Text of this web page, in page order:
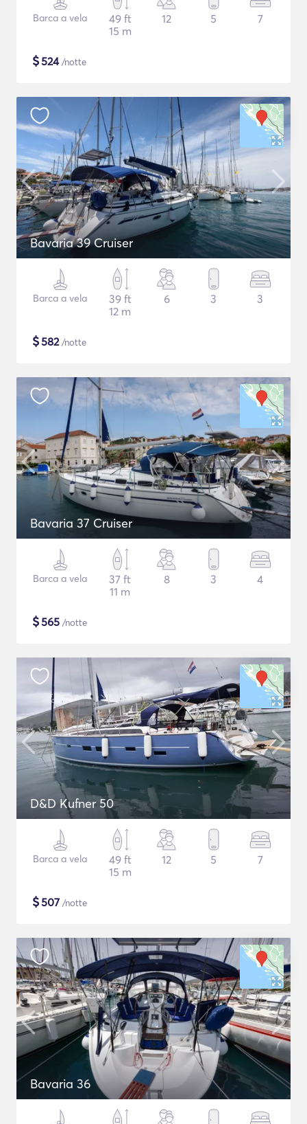
Barca a vela
49 ft
15 m
12 5 7
$524/notte
Bavaria 39 Cruiser
Barca a vela
39 ft
12 m
6 3 3
$582/notte
Bavaria 37 Cruiser
Barca a vela
37 ft
11 m
8 3 4
$565 /notte
D&D Kufner 50
Barca a vela
49 ft
15 m
12 5 7
$507 /notte
Bavaria 36